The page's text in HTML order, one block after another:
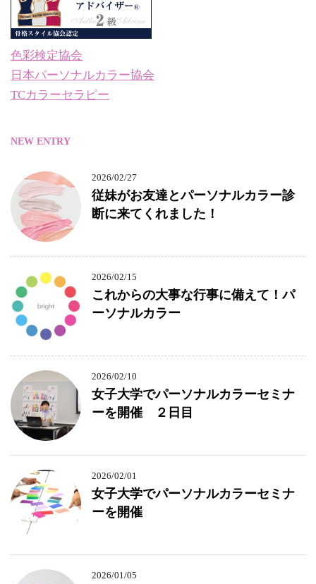
色彩検定協会
日本パーソナルカラー協会
TCカラーセラピー
NEW ENTRY
2026/02/27
従妹がお友達とパーソナルカラー診
断に来てくれました！
2026/02/15
これからの大事な行事に備えて！パ
ーソナルカラー
2026/02/10
女子大学でパーソナルカラーセミナ
ーを開催 ２日目
2026/02/01
女子大学でパーソナルカラーセミナ
ーを開催
2026/01/05